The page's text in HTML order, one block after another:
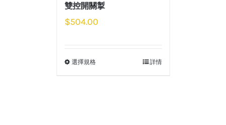
雙控開關掣
$504.00
選擇規格 詳情